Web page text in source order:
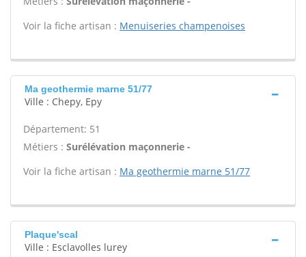
Voir la fiche artisan : Menuiseries champenoises
Ma geothermie marne 51/77
Ville : Chepy, Epy
Département: 51
Métiers : Surélévation maçonnerie -
Voir la fiche artisan : Ma geothermie marne 51/77
Plaque'scal
Ville : Esclavolles lurey